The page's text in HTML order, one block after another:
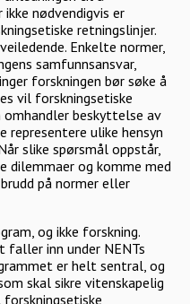
nødvendigvis er
retningslinjer.
Enkelte normer,
samfunnsansvar,
forskningen bør søke å
vil forskningsetiske
beskyttelse av
representere ulike hensyn
slike spørsmål oppstår,
dilemmaer og komme med
på normer eller
og ikke forskning.
faller inn under NENTs
er helt sentral, og
skal sikre vitenskapelig